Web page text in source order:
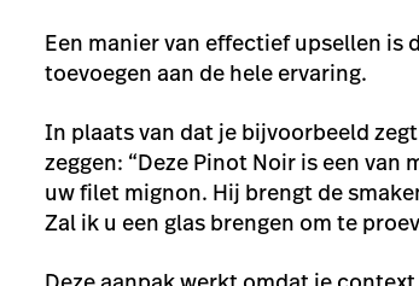
Een manier van effectief upsellen is
toevoegen aan de hele ervaring.
In plaats van dat je bijvoorbeeld
zeggen: “Deze Pinot Noir is een
uw filet mignon. Hij brengt de
Zal ik u een glas brengen om te